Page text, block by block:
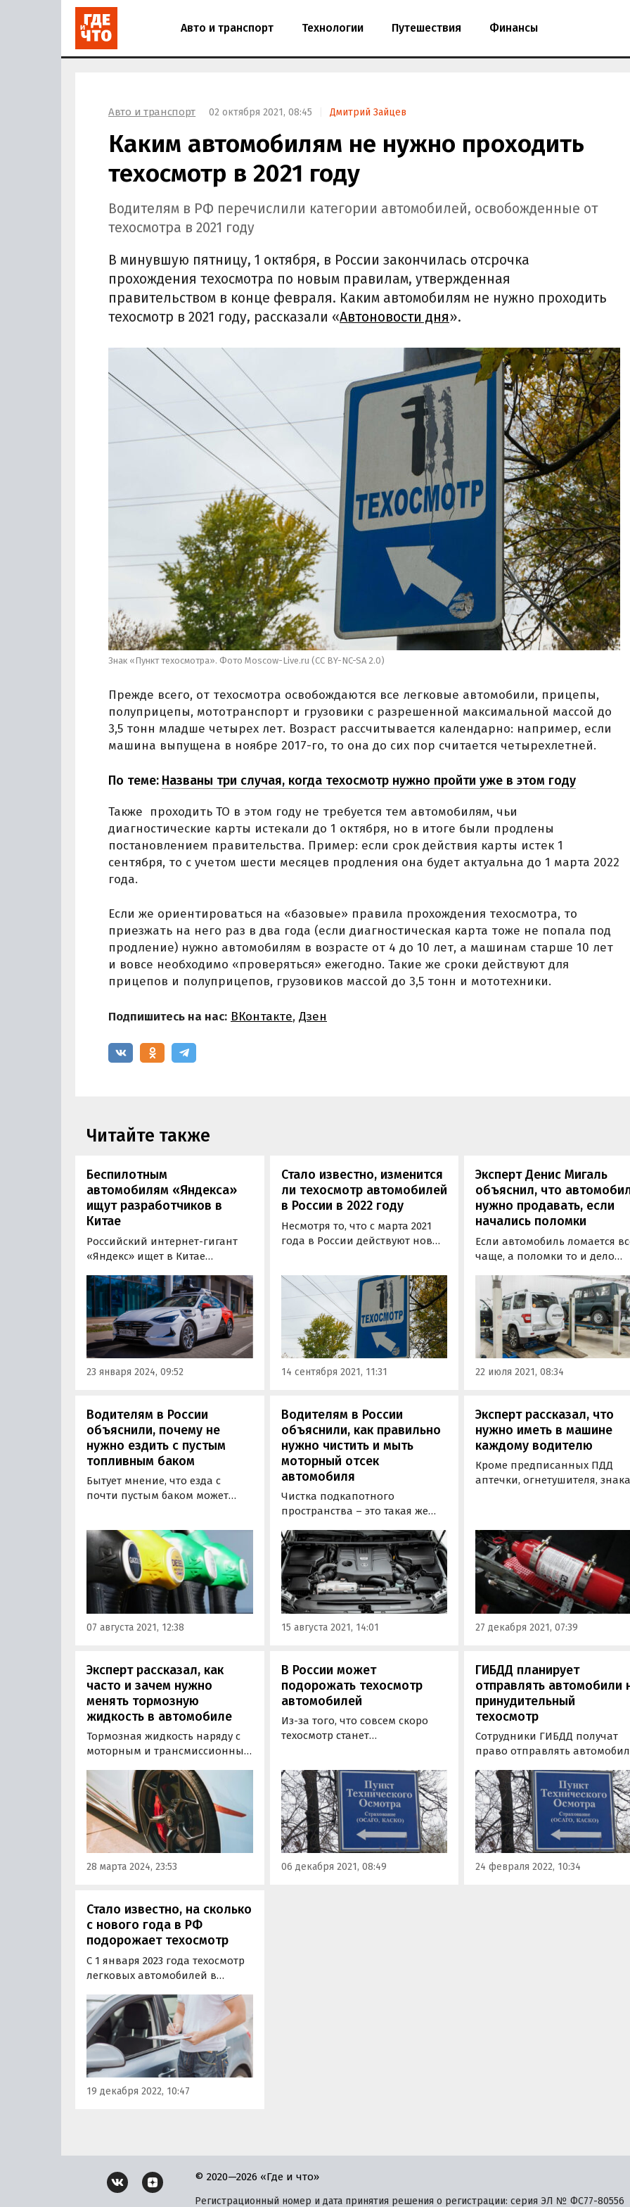
Авто и транспорт Технологии Путешествия Финансы
Авто и транспорт 02 октября 2021, 08:45 Дмитрий Зайцев
Каким автомобилям не нужно проходить
техосмотр в 2021 году
Водителям в РФ перечислили категории автомобилей, освобожденные от
техосмотра в 2021 году
В минувшую пятницу, 1 октября, в России закончилась отсрочка
прохождения техосмотра по новым правилам, утвержденная
правительством в конце февраля. Каким автомобилям не нужно проходить
техосмотр в 2021 году, рассказали «Автоновости дня».
Знак «Пункт техосмотра». Фото Moscow-Live.ru (CC BY-NC-SA 2.0)
Прежде всего, от техосмотра освобождаются все легковые автомобили, прицепы,
полуприцепы, мототранспорт и грузовики с разрешенной максимальной массой до
3,5 тонн младше четырех лет. Возраст рассчитывается календарно: например, если
машина выпущена в ноябре 2017-го, то она до сих пор считается четырехлетней.
По теме: Названы три случая, когда техосмотр нужно пройти уже в этом году
Также проходить ТО в этом году не требуется тем автомобилям, чьи
диагностические карты истекали до 1 октября, но в итоге были продлены
постановлением правительства. Пример: если срок действия карты истек 1
сентября, то с учетом шести месяцев продления она будет актуальна до 1 марта 2022
года.
Если же ориентироваться на «базовые» правила прохождения техосмотра, то
приезжать на него раз в два года (если диагностическая карта тоже не попала под
продление) нужно автомобилям в возрасте от 4 до 10 лет, а машинам старше 10 лет
и вовсе необходимо «проверяться» ежегодно. Такие же сроки действуют для
прицепов и полуприцепов, грузовиков массой до 3,5 тонн и мототехники.
Подпишитесь на нас: ВКонтакте, Дзен
Читайте также
Беспилотным
автомобилям «Яндекса»
ищут разработчиков в
Китае
Российский интернет-гигант
«Яндекс» ищет в Китае
пятого по счету поколения
беспилотных автомобилей. Об
этом сообщает «Коммерсант»,
обнаруживший
соответствующее объявление
на официальной странице
«Яндекса» в Linkedin.
23 января 2024, 09:52
Стало известно, изменится
ли техосмотр автомобилей
в России в 2022 году
Несмотря то, что с марта 2021
года в России действуют новые
характера этой процедуры с
обязательного на
добровольный сохраняют
актуальность по сей день.
14 сентября 2021, 11:31
Эксперт Денис Мигаль
объяснил, что
нужно продавать, если
начались поломки
Если автомобиль ломается
чаще, а поломки то и дело
ремонта, лучше продать его.
этом заявил агентству
гендиректор сети
Fresh Auto Денис Мигаль.
22 июля 2021, 08:34
Водителям в России
объяснили, почему не
нужно ездить с пустым
топливным баком
Бытует мнение, что езда с
почти пустым баком может
системы автомобиля: мол,
возникнет «завоздушивание»,
и топливный насос быстро
выйдет из строя.
07 августа 2021, 12:38
Водителям в России
объяснили, как правильно
нужно чистить и мыть
моторный отсек
автомобиля
Чистка подкапотного
пространства – это такая же
автомобиля процедура, как и
привычная мойка кузова.
Разница лишь в наличии
двигателя, электроники и
других узлов, к которым
следует подходить с особой
осторожностью.
15 августа 2021, 14:01
Эксперт рассказал, что
нужно иметь в машине
каждому водителю
Кроме предписанных ПДД
аптечки, огнетушителя,
которые желательно возить с
собой каждому водителю.
27 декабря 2021, 07:39
Эксперт рассказал, как
часто и зачем нужно
менять тормозную
жидкость в автомобиле
Тормозная жидкость наряду с
моторным и трансмиссионным
периодической плановой
замене. Зачем и как часто
нужно менять ее, рассказал
«Автоновостям
дня» технический директор
международной сети
автосервисов Fit Service
28 марта 2024, 23:53
В России может
подорожать техосмотр
автомобилей
Из-за того, что совсем скоро
техосмотр станет
продлевать аккредитацию и
готовятся уйти с рынка. В
качестве компромиссного
решения они предлагают
расширить перечень условий,
при которых нужно будет…
06 декабря 2021, 08:49
ГИБДД планирует
отправлять автомобили
принудительный
техосмотр
Сотрудники ГИБДД получат
право отправлять
(внеплановый) техосмотр в
случае выявления хотя бы
одной серьезной
неисправности, которая
повлиять на безопасность
дорожного движения.
24 февраля 2022, 10:34
Стало известно, на сколько
с нового года в РФ
подорожает техосмотр
С 1 января 2023 года техосмотр
легковых автомобилей в
на 57%. Такой прогноз в
понедельник, 19 декабря,
опубликовала газета
«Коммерсантъ» на основе
анализа проиндексированных
региональными властями
предельно допустимых…
19 декабря 2022, 10:47
© 2020—2026 «Где и что»
Регистрационный номер и дата принятия решения о регистрации: серия ЭЛ № ФС77-80556